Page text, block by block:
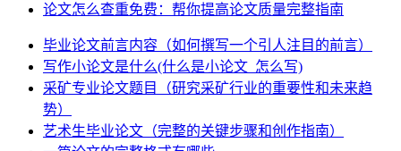
论文怎么查重免费：帮你提高论文质量完整指南
毕业论文前言内容（如何撰写一个引人注目的前言）
写作小论文是什么(什么是小论文_怎么写)
采矿专业论文题目（研究采矿行业的重要性和未来趋
势）
艺术生毕业论文（完整的关键步骤和创作指南）